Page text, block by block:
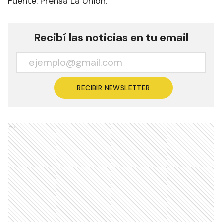
Recibí las noticias en tu email
RECIBIR NEWSLETTER
Ads